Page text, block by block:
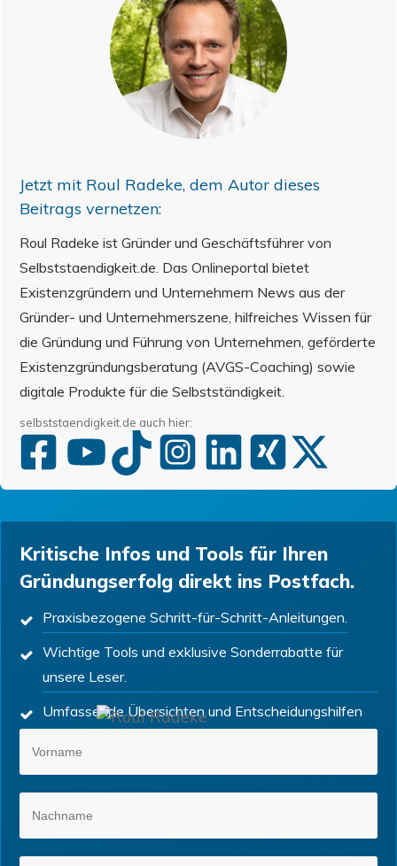
Jetzt mit Roul Radeke, dem Autor dieses
Beitrags vernetzen:
Roul Radeke ist Gründer und Geschäftsführer von
Selbststaendigkeit.de. Das Onlineportal bietet
Existenzgründern und Unternehmern News aus der
Gründer- und Unternehmerszene, hilfreiches Wissen für
die Gründung und Führung von Unternehmen, geförderte
Existenzgründungsberatung (AVGS-Coaching) sowie
digitale Produkte für die Selbstständigkeit.
selbststaendigkeit.de auch hier:
Kritische Infos und Tools für Ihren
Gründungserfolg direkt ins Postfach.
Praxisbezogene Schritt-für-Schritt-Anleitungen.
Wichtige Tools und exklusive Sonderrabatte für
unsere Leser.
Umfassende Übersichten und Entscheidungshilfen